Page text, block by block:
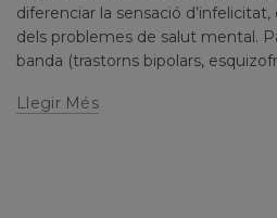
diferenciar la sensació
dels problemes de salut mental.
banda (trastorns bipolars,
Llegir Més